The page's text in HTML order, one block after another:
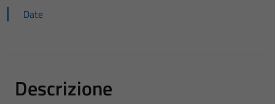
Date
Descrizione